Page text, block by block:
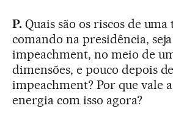
P. Quais são os riscos de
comando na presidência,
impeachment, no meio de
dimensões, e pouco depois
impeachment? Por que vale
energia com isso agora?